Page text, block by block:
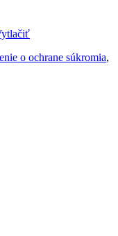
o ochrane súkromia,